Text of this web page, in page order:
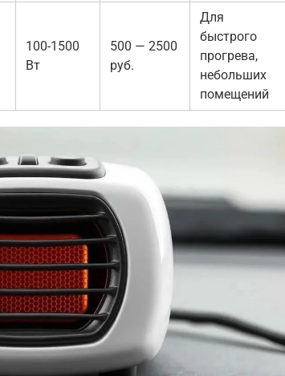
100-1500
Вт
500 — 2500
руб.
Для
быстрого
прогрева,
небольших
помещений